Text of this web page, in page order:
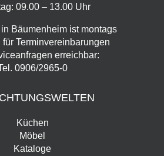
09.00 – 13.00 Uhr
Bäumenheim ist montags
Terminvereinbarungen
erreichbar:
0906/2965-0
Küchen
Möbel
Kataloge